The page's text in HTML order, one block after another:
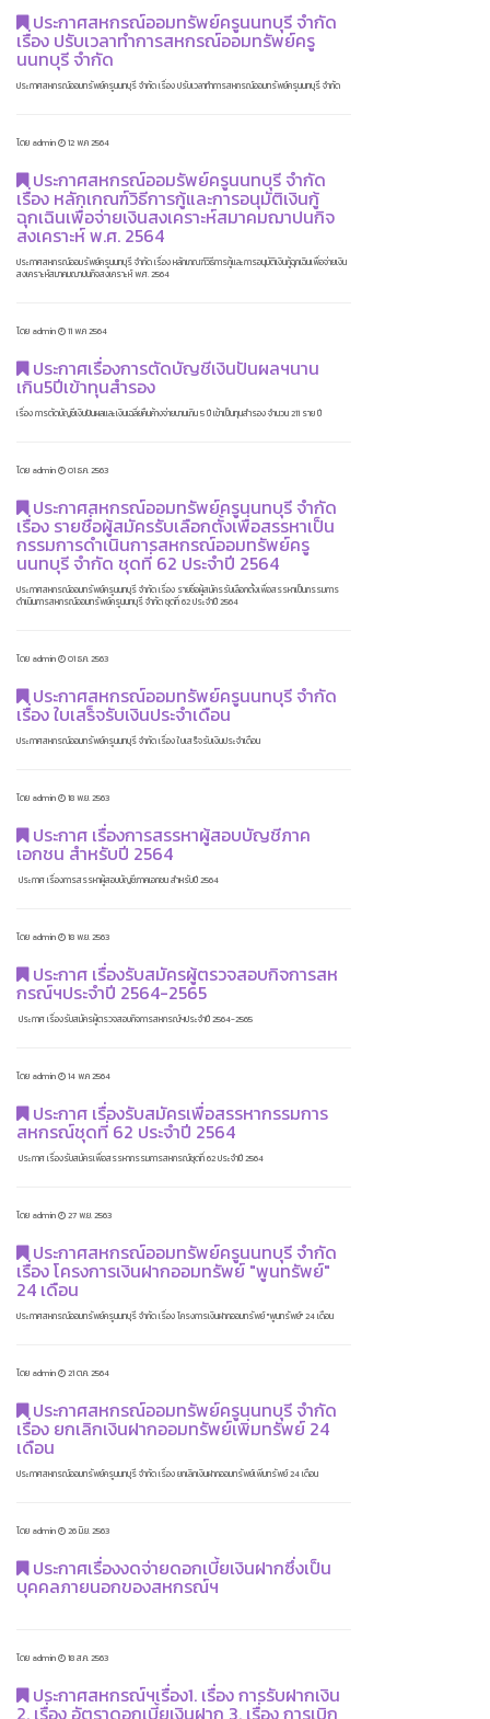
ประกาศสหกรณ์ออมทรัพย์ครูนนทบุรี จำกัด
เรื่อง ปรับเวลาทำการสหกรณ์ออมทรัพย์ครู
นนทบุรี จำกัด
ประกาศสหกรณ์ออมทรัพย์ครูนนทบุรี จำกัด เรื่อง ปรับเวลาทำการสหกรณ์ออมทรัพย์ครูนนทบุรี จำกัด
โดย admin 12 พ.ค 2564
ประกาศสหกรณ์ออมรัพย์ครูนนทบุรี จำกัด
เรื่อง หลักเกณฑ์วิธีการกู้และการอนุมัติเงินกู้
ฉุกเฉินเพื่อจ่ายเงินสงเคราะห์สมาคมฌาปนกิจ
สงเคราะห์ พ.ศ. 2564
ประกาศสหกรณ์ออมรัพย์ครูนนทบุรี จำกัด เรื่อง หลักเกณฑ์วิธีการกู้และการอนุมัติเงินกู้ฉุกเฉินเพื่อจ่ายเงิน
สงเคราะห์สมาคมฌาปนกิจสงเคราะห์ พ.ศ. 2564
โดย admin 11 พ.ค 2564
ประกาศเรื่องการตัดบัญชีเงินปันผลฯนาน
เกิน5ปีเข้าทุนสำรอง
เรื่อง การตัดบัญชีเงินปันผลและเงินเฉลี่ยคืนค้างจ่ายนานเกิน 5 ปี เข้าเป็นทุนสำรอง จำนวน 211 ราย ปี
โดย admin 01 ธ.ค. 2563
ประกาศสหกรณ์ออมทรัพย์ครูนนทบุรี จำกัด
เรื่อง รายชื่อผู้สมัครรับเลือกตั้งเพื่อสรรหาเป็น
กรรมการดำเนินการสหกรณ์ออมทรัพย์ครู
นนทบุรี จำกัด ชุดที่ 62 ประจำปี 2564
ประกาศสหกรณ์ออมทรัพย์ครูนนทบุรี จำกัด เรื่อง รายชื่อผู้สมัครรับเลือกตั้งเพื่อสรรหาเป็นกรรมการ
ดำเนินการสหกรณ์ออมทรัพย์ครูนนทบุรี จำกัด ชุดที่ 62 ประจำปี 2564
โดย admin 01 ธ.ค. 2563
ประกาศสหกรณ์ออมทรัพย์ครูนนทบุรี จำกัด
เรื่อง ใบเสร็จรับเงินประจำเดือน
ประกาศสหกรณ์ออมทรัพย์ครูนนทบุรี จำกัด เรื่อง ใบเสร็จรับเงินประจำเดือน
โดย admin 18 พ.ย. 2563
ประกาศ เรื่องการสรรหาผู้สอบบัญชีภาค
เอกชน สำหรับปี 2564
ประกาศ เรื่องการสรรหาผู้สอบบัญชีภาคเอกชน สำหรับปี 2564
โดย admin 18 พ.ย. 2563
ประกาศ เรื่องรับสมัครผู้ตรวจสอบกิจการสห
กรณ์ฯประจำปี 2564-2565
ประกาศ เรื่องรับสมัครผู้ตรวจสอบกิจการสหกรณ์ฯประจำปี 2564-2565
โดย admin 14 พ.ค 2564
ประกาศ เรื่องรับสมัครเพื่อสรรหากรรมการ
สหกรณ์ชุดที่ 62 ประจำปี 2564
ประกาศ เรื่องรับสมัครเพื่อสรรหากรรมการสหกรณ์ชุดที่ 62 ประจำปี 2564
โดย admin 27 พ.ย. 2563
ประกาศสหกรณ์ออมทรัพย์ครูนนทบุรี จำกัด
เรื่อง โครงการเงินฝากออมทรัพย์ "พูนทรัพย์"
24 เดือน
ประกาศสหกรณ์ออมทรัพย์ครูนนทบุรี จำกัด เรื่อง โครงการเงินฝากออมทรัพย์ "พูนทรัพย์" 24 เดือน
โดย admin 21 ต.ค. 2564
ประกาศสหกรณ์ออมทรัพย์ครูนนทบุรี จำกัด
เรื่อง ยกเลิกเงินฝากออมทรัพย์เพิ่มทรัพย์ 24
เดือน
ประกาศสหกรณ์ออมทรัพย์ครูนนทบุรี จำกัด เรื่อง ยกเลิกเงินฝากออมทรัพย์เพิ่มทรัพย์ 24 เดือน
โดย admin 26 มิ.ย. 2563
ประกาศเรื่องงดจ่ายดอกเบี้ยเงินฝากซึ่งเป็น
บุคคลภายนอกของสหกรณ์ฯ
โดย admin 18 ส.ค. 2563
ประกาศสหกรณ์ฯเรื่อง1. เรื่อง การรับฝากเงิน
2. เรื่อง อัตราดอกเบี้ยเงินฝาก 3. เรื่อง การเบิก